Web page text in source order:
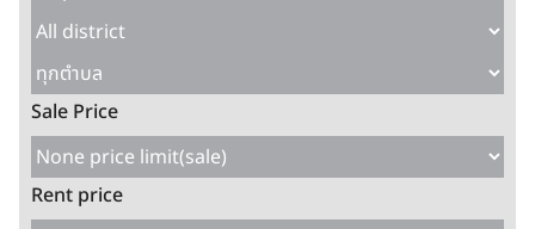
Sale Price
Rent price